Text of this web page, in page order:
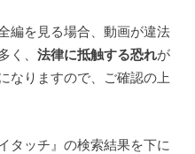
編を見る場合、動画が違法
く、 法律に抵触する恐れが
なりますので、ご確認の上
タッチ』の検索結果を下に